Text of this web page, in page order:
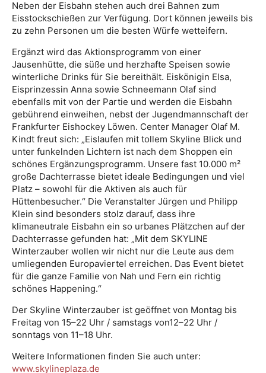
Neben der Eisbahn stehen auch drei Bahnen zum
Eisstockschießen zur Verfügung. Dort können jeweils bis
zu zehn Personen um die besten Würfe wetteifern.
Ergänzt wird das Aktionsprogramm von einer
Jausenhütte, die süße und herzhafte Speisen sowie
winterliche Drinks für Sie bereithält. Eiskönigin Elsa,
Eisprinzessin Anna sowie Schneemann Olaf sind
ebenfalls mit von der Partie und werden die Eisbahn
gebührend einweihen, nebst der Jugendmannschaft der
Frankfurter Eishockey Löwen. Center Manager Olaf M.
Kindt freut sich: „Eislaufen mit tollem Skyline Blick und
unter funkelnden Lichtern ist nach dem Shoppen ein
schönes Ergänzungsprogramm. Unsere fast 10.000 m²
große Dachterrasse bietet ideale Bedingungen und viel
Platz – sowohl für die Aktiven als auch für
Hüttenbesucher.“ Die Veranstalter Jürgen und Philipp
Klein sind besonders stolz darauf, dass ihre
klimaneutrale Eisbahn ein so urbanes Plätzchen auf der
Dachterrasse gefunden hat: „Mit dem SKYLINE
Winterzauber wollen wir nicht nur die Leute aus dem
umliegenden Europaviertel erreichen. Das Event bietet
für die ganze Familie von Nah und Fern ein richtig
schönes Happening.“
Der Skyline Winterzauber ist geöffnet von Montag bis
Freitag von 15–22 Uhr / samstags von12–22 Uhr /
sonntags von 11–18 Uhr.
Weitere Informationen finden Sie auch unter:
www.skylineplaza.de